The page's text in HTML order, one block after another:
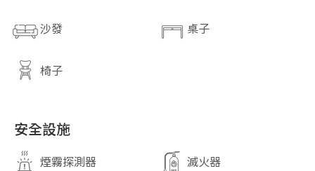
沙發 桌子
椅子
安全設施
煙霧探測器 滅火器